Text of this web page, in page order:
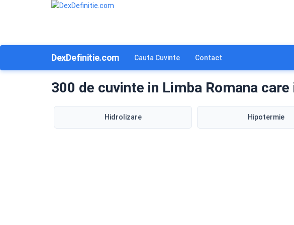
DexDefinitie.com Cauta Cuvinte Contact
300 de cuvinte in Limba Romana
Hidrolizare Hipotermie